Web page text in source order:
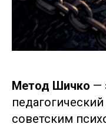
Метод Шичко —
советским